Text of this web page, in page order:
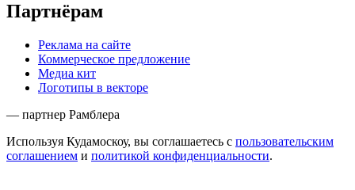
Партнёрам
Реклама на сайте
Коммерческое предложение
Медиа кит
Логотипы в векторе
— партнер Рамблера
Используя Кудамоскоу, вы соглашаетесь с пользовательским
соглашением и политикой конфиденциальности.